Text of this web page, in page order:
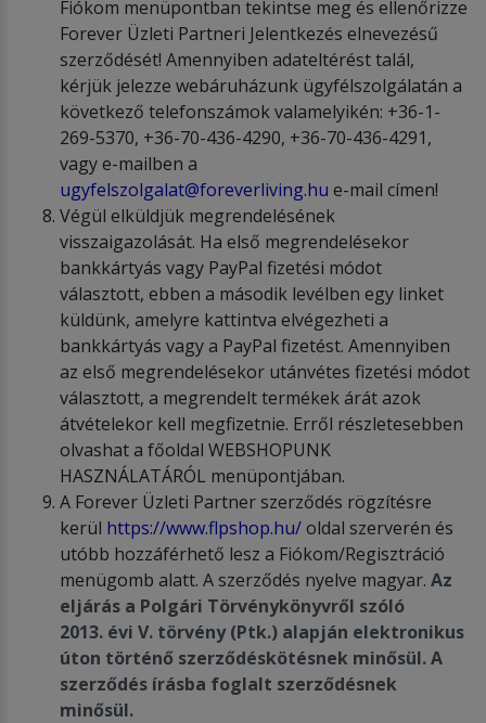
Fiókom menüpontban tekintse meg és ellenőrizze
Forever Üzleti Partneri Jelentkezés elnevezésű
szerződését! Amennyiben adateltérést talál,
kérjük jelezze webáruházunk ügyfélszolgálatán a
következő telefonszámok valamelyikén: +36-1-
269-5370, +36-70-436-4290, +36-70-436-4291,
vagy e-mailben a
ugyfelszolgalat@foreverliving.hu e-mail címen!
Végül elküldjük megrendelésének
visszaigazolását. Ha első megrendelésekor
bankkártyás vagy PayPal fizetési módot
választott, ebben a második levélben egy linket
küldünk, amelyre kattintva elvégezheti a
bankkártyás vagy a PayPal fizetést. Amennyiben
az első megrendelésekor utánvétes fizetési módot
választott, a megrendelt termékek árát azok
átvételekor kell megfizetnie. Erről részletesebben
olvashat a főoldal WEBSHOPUNK
HASZNÁLATÁRÓL menüpontjában.
A Forever Üzleti Partner szerződés rögzítésre
kerül https://www.flpshop.hu/oldal szerverén és
utóbb hozzáférhető lesz a Fiókom/Regisztráció
menügomb alatt. A szerződés nyelve magyar. Az
eljárás a Polgári Törvénykönyvről szóló
2013. évi V. törvény (Ptk.) alapján elektronikus
úton történő szerződéskötésnek minősül. A
szerződés írásba foglalt szerződésnek
minősül.